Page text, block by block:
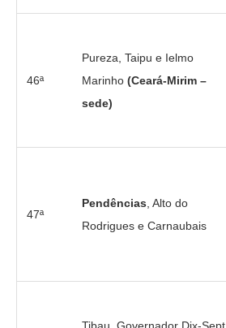
46ª
Pureza, Taipu e Ielmo
Marinho (Ceará-Mirim –
sede)
47ª
Pendências, Alto do
Rodrigues e Carnaubais